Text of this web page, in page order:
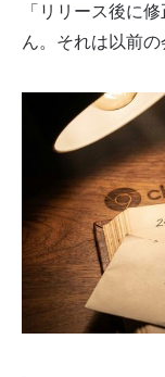
「リリース後に
ん。それは以前の